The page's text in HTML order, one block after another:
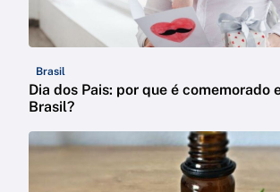
Brasil
Dia dos Pais: por que é comemorado
Brasil?